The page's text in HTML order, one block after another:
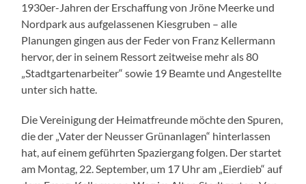
1930er-Jahren der Erschaffung von Jröne Meerke und
Nordpark aus aufgelassenen Kiesgruben – alle
Planungen gingen aus der Feder von Franz Kellermann
hervor, der in seinem Ressort zeitweise mehr als 80
„Stadtgartenarbeiter“ sowie 19 Beamte und Angestellte
unter sich hatte.
Die Vereinigung der Heimatfreunde möchte den Spuren,
die der „Vater der Neusser Grünanlagen“ hinterlassen
hat, auf einem geführten Spaziergang folgen. Der startet
am Montag, 22. September, um 17 Uhr am „Eierdieb“ auf